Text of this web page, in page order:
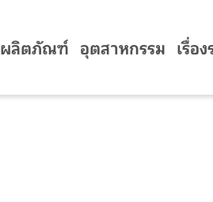
ผลิตภัณฑ์ อุตสาหกรรม เรื่อ